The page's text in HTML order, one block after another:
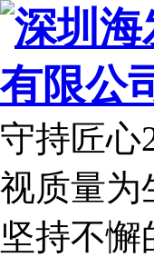
守持匠心
视质量为
坚持不懈